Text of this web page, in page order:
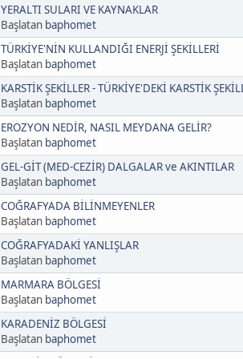
YERALTI SULARI VE KAYNAKLAR
Başlatan baphomet
TÜRKİYE'NİN KULLANDIĞI ENERJİ ŞEKİLLERİ
Başlatan baphomet
KARSTİK ŞEKİLLER - TÜRKİYE'DEKİ KARSTİK
Başlatan baphomet
EROZYON NEDİR, NASIL MEYDANA GELİR?
Başlatan baphomet
GEL-GİT (MED-CEZİR) DALGALAR ve AKINTILAR
Başlatan baphomet
COĞRAFYADA BİLİNMEYENLER
Başlatan baphomet
COĞRAFYADAKİ YANLIŞLAR
Başlatan baphomet
MARMARA BÖLGESİ
Başlatan baphomet
KARADENİZ BÖLGESİ
Başlatan baphomet